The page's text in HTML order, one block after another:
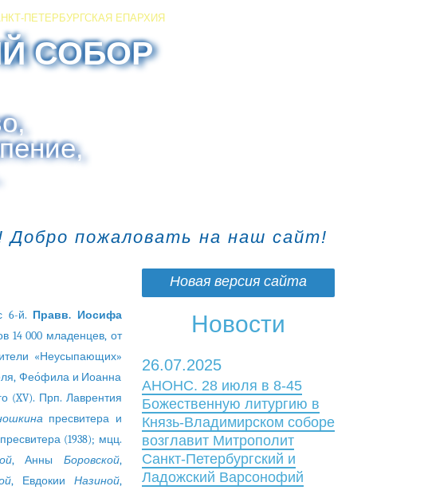
ПЕТЕРБУРГСКАЯ ЕПАРХИЯ
СОБОР
Добро пожаловать на наш сайт!
6-й. Правв. Иосифа
14 000 младенцев, от
«Неусыпающих»
Фео́фила и Иоанна
(XV). Прп. Лаврентия
пресвитера и
(1938); мцц.
, Анны Боровской,
, Евдокии Назиной,
Новая версия сайта
Новости
26.07.2025
АНОНС. 28 июля в 8-45
Божественную литургию в
Князь-Владимирском соборе
возглавит Митрополит
Санкт-Петербургский и
Ладожский Варсонофий